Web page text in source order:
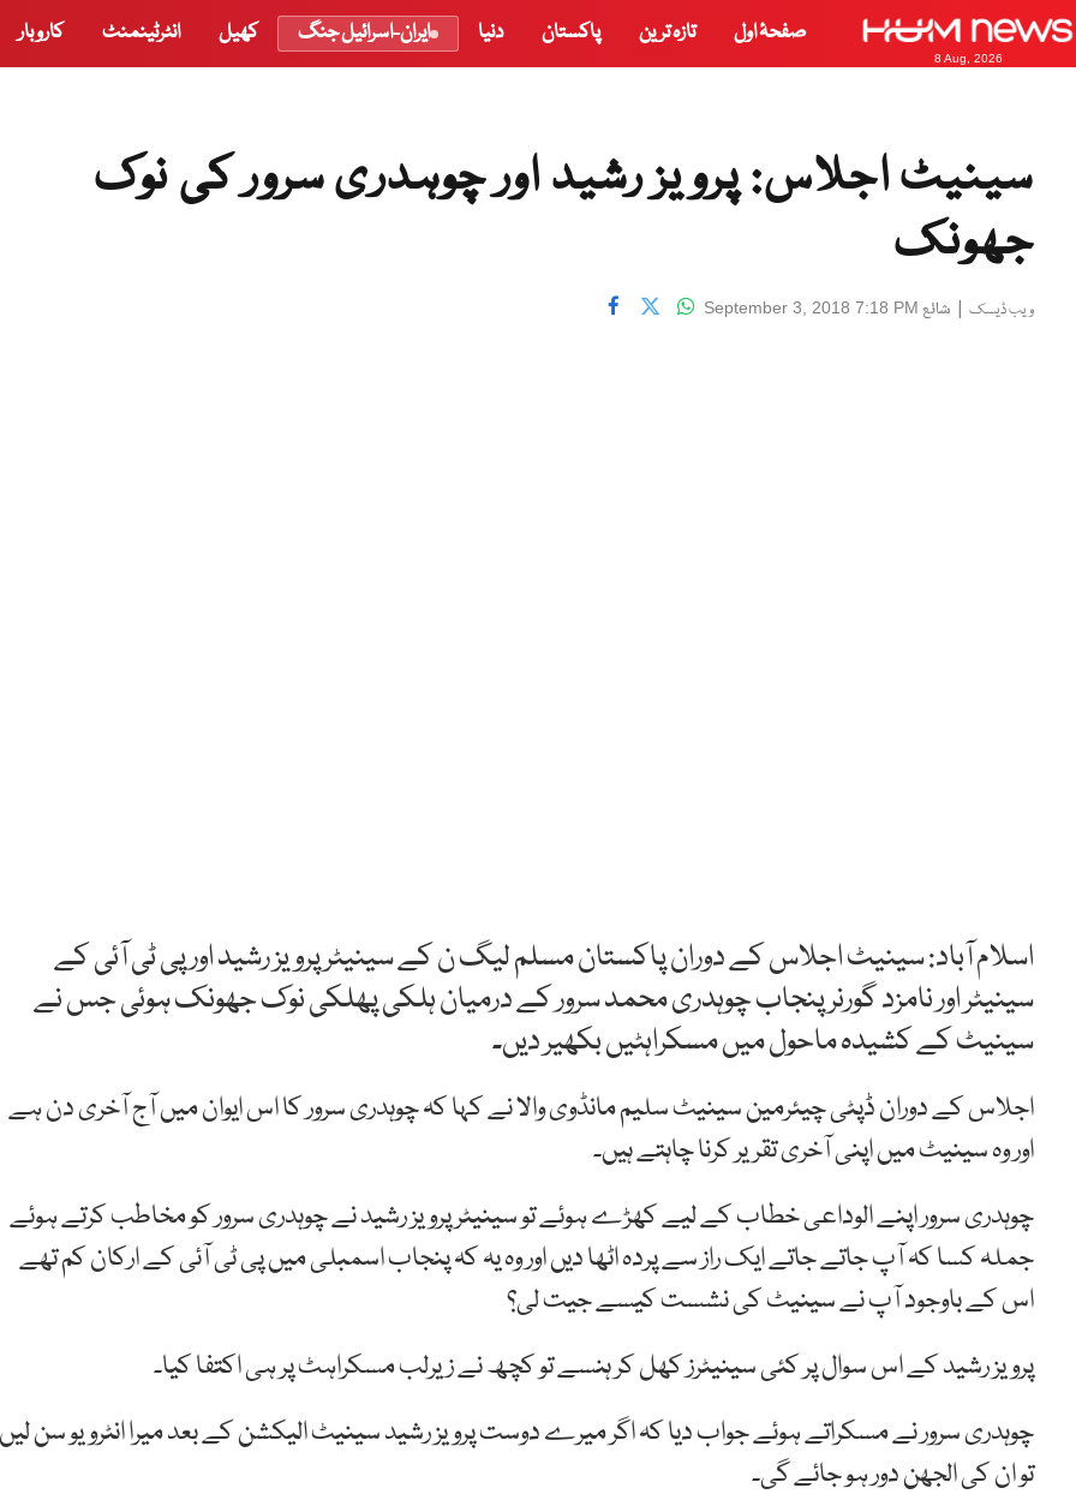
8 Aug, 2026
صفحۂ اول تازہ ترین پاکستان دنیا ایران-اسرائیل جنگ کھیل انٹرٹینمنٹ کاروبار
سینیٹ اجلاس: پرویز رشید اور چوہدری سرور کی نوک
جھونک
ویب ڈیسک | شائع September 3, 2018 7:18 PM
اسلام آباد: سینیٹ اجلاس کے دوران پاکستان مسلم لیگ ن کے سینیٹر پرویز رشید اور پی ٹی آئی کے
سینیٹر اور نامزد گورنر پنجاب چوہدری محمد سرور کے درمیان ہلکی پھلکی نوک جھونک ہوئی جس نے
سینیٹ کے کشیدہ ماحول میں مسکراہٹیں بکھیر دیں۔
اجلاس کے دوران ڈپٹی چیئرمین سینیٹ سلیم مانڈوی والا نے کہا کہ چوہدری سرور کا اس ایوان میں آج آخری دن ہے
اور وہ سینیٹ میں اپنی آخری تقریر کرنا چاہتے ہیں۔
چوہدری سرور اپنے الوداعی خطاب کے لیے کھڑے ہوئے تو سینیٹر پرویز رشید نے چوہدری سرور کو مخاطب کرتے ہوئے
جملہ کسا کہ آپ جاتے جاتے ایک راز سے پردہ اٹھا دیں اور وہ یہ کہ پنجاب اسمبلی میں پی ٹی آئی کے ارکان کم تھے
اس کے باوجود آپ نے سینیٹ کی نشست کیسے جیت لی؟
پرویز رشید کے اس سوال پر کئی سینیٹرز کھل کر ہنسے تو کچھ نے زیرلب مسکراہٹ پر ہی اکتفا کیا۔
چوہدری سرور نے مسکراتے ہوئے جواب دیا کہ اگر میرے دوست پرویز رشید سینیٹ الیکشن کے بعد میرا انٹرویو سن لیں
تو ان کی الجھن دور ہو جائے گی۔